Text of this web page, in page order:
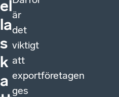
el
la
s
k
a
är
det
viktigt
att
exportföretagen
ges